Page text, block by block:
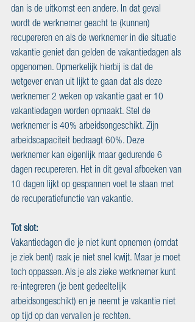
dan is de uitkomst een andere. In dat geval
wordt de werknemer geacht te (kunnen)
recupereren en als de werknemer in die situatie
vakantie geniet dan gelden de vakantiedagen als
opgenomen. Opmerkelijk hierbij is dat de
wetgever ervan uit lijkt te gaan dat als deze
werknemer 2 weken op vakantie gaat er 10
vakantiedagen worden opmaakt. Stel de
werknemer is 40% arbeidsongeschikt. Zijn
arbeidscapaciteit bedraagt 60%. Deze
werknemer kan eigenlijk maar gedurende 6
dagen recupereren. Het in dit geval afboeken van
10 dagen lijkt op gespannen voet te staan met
de recuperatiefunctie van vakantie.
Tot slot:
Vakantiedagen die je niet kunt opnemen (omdat
je ziek bent) raak je niet snel kwijt. Maar je moet
toch oppassen. Als je als zieke werknemer kunt
re-integreren (je bent gedeeltelijk
arbeidsongeschikt) en je neemt je vakantie niet
op tijd op dan vervallen je rechten.